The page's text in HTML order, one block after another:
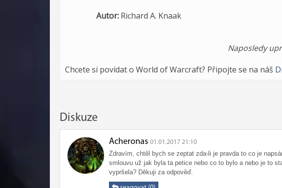
Autor: Richard A. Knaak
Naposledy
Chcete si povídat o World of Warcraft? Připojte se na náš
Diskuze
Acheronas 01.01.2017 21:10
Zdravím, chtěl bych se zeptat zda-li je pravda to co je
smlouvu už jak byla ta petice nebo co to bylo a nebo je to
vypršela? Děkuji za odpověď.